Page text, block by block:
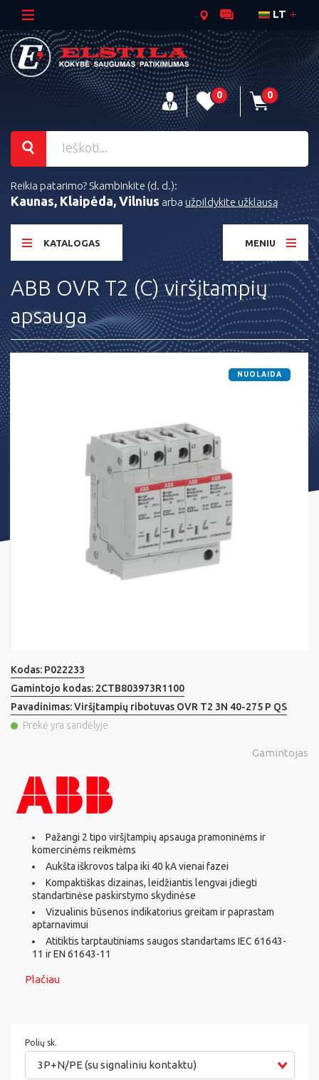
LT
0 0
Reikia patarimo? Skambinkite (d. d.):
Kaunas, Klaipėda, Vilnius arba užpildykite užklausą
KATALOGAS MENIU
ABB OVR T2 (C) viršįtampių
apsauga
NUOLAIDA
Kodas: P022233
Gamintojo kodas: 2CTB803973R1100
Pavadinimas:Viršįtampių ribotuvas OVR T2 3N 40-275 P QS
Prekė yra sandėlyje
Gamintojas
Pažangi 2 tipo viršįtampių apsauga pramoninėms ir
komercinėms reikmėms
Aukšta iškrovos talpa iki 40 kA vienai fazei
Kompaktiškas dizainas, leidžiantis lengvai įdiegti
standartinėse paskirstymo skydinėse
Vizualinis būsenos indikatorius greitam ir paprastam
aptarnavimui
Atitiktis tarptautiniams saugos standartams IEC 61643-
11 ir EN 61643-11
Plačiau
Polių sk.
3P+N/PE (su signaliniu kontaktu)